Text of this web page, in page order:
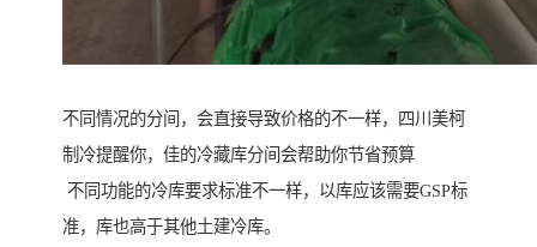
不同情况的分间，会直接导致价格的不一样，四川美柯
制冷提醒你，佳的冷藏库分间会帮助你节省预算
不同功能的冷库要求标准不一样，以库应该需要GSP标
准，库也高于其他土建冷库。